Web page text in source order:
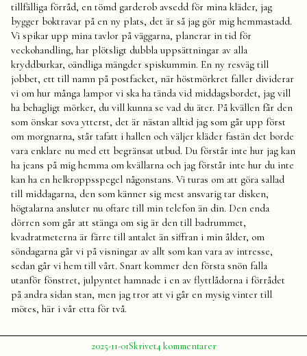
tillfälliga förråd, en tömd garderob avsedd för mina kläder, jag
bygger boktravar på en ny plats, det är så jag gör mig hemmastadd.
Vi spikar upp mina tavlor på väggarna, planerar in tid för
veckohandling, har plötsligt dubbla uppsättningar av alla
kryddburkar, oändliga mängder spiskummin. En ny resväg till
jobbet, ett till namn på postfacket, när höstmörkret faller dividerar
vi om hur många lampor vi ska ha tända vid middagsbordet, jag vill
ha behagligt mörker, du vill kunna se vad du äter. På kvällen får den
som önskar sova ytterst, det är nästan alltid jag som går upp först
om morgnarna, står tafatt i hallen och väljer kläder fastän det borde
vara enklare nu med ett begränsat utbud. Du förstår inte hur jag kan
ha jeans på mig hemma om kvällarna och jag förstår inte hur du inte
kan ha en helkroppsspegel någonstans. Vi turas om att göra sallad
till middagarna, den som känner sig mest ansvarig tar disken,
högtalarna ansluter nu oftare till min telefon än din. Den enda
dörren som går att stänga om sig är den till badrummet,
kvadratmeterna är färre till antalet än siffran i min ålder, om
söndagarna går vi på visningar av allt som kan vara av intresse,
sedan går vi hem till vårt. Snart kommer den första snön falla
utanför fönstret, julpyntet hamnade i en av flyttlådorna i förrådet
på andra sidan stan, men jag tror att vi går en mysig vinter till
mötes, här i vår etta för två.
Publicerat
2025-11-01Publicerat
SkrivetEtiketter:
4 kommentarertill